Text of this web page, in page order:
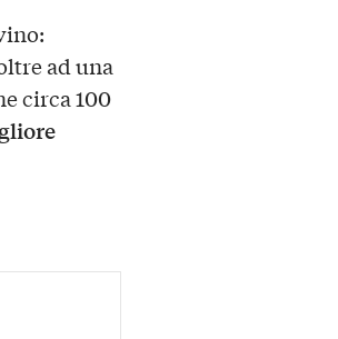
ad una
circa 100